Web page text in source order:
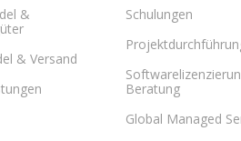
&
& Versand
Schulungen
Beratung
Global Managed